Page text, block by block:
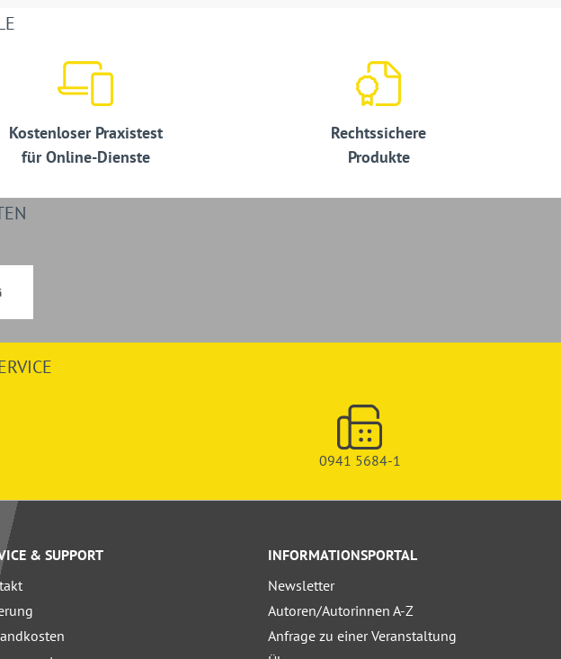
Kostenloser Praxistest
für Online-Dienste
Rechtssichere
Produkte
0941 5684-1
& SUPPORT
INFORMATIONSPORTAL
Newsletter
Autoren/Autorinnen A-Z
Anfrage zu einer Veranstaltung